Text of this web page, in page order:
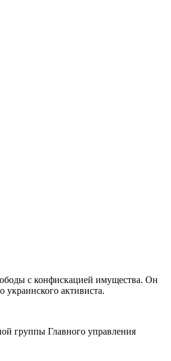
с конфискацией имущества. Он
активиста.
группы Главного управления